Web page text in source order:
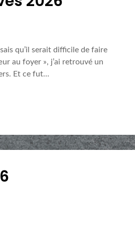
qu’il serait difficile de faire
au foyer », j’ai retrouvé un
Et ce fut…